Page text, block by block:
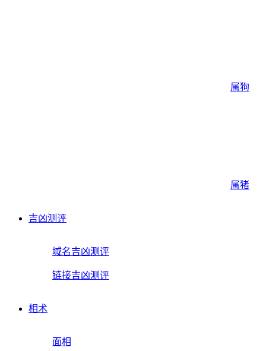
属狗
属猪
吉凶测评
域名吉凶测评
链接吉凶测评
相术
面相